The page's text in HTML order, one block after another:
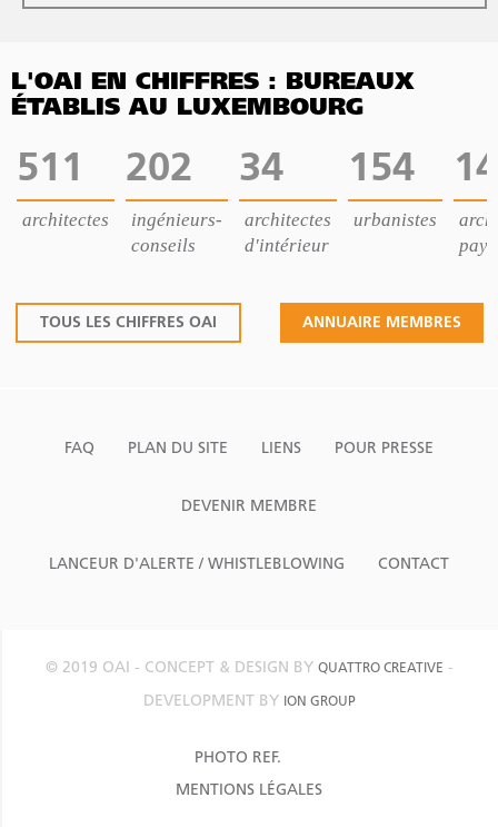
L'OAI EN CHIFFRES : BUREAUX
ÉTABLIS AU LUXEMBOURG
511
architectes
202
ingénieurs-
conseils
34
architectes
d'intérieur
154
urbanistes
14
TOUS LES CHIFFRES OAI ANNUAIRE MEMBRES
FAQ PLAN DU SITE LIENS POUR PRESSE
DEVENIR MEMBRE
LANCEUR D'ALERTE / WHISTLEBLOWING CONTACT
© 2019 OAI - CONCEPT & DESIGN BY QUATTRO CREATIVE -
DEVELOPMENT BY ION GROUP
PHOTO REF.
MENTIONS LÉGALES